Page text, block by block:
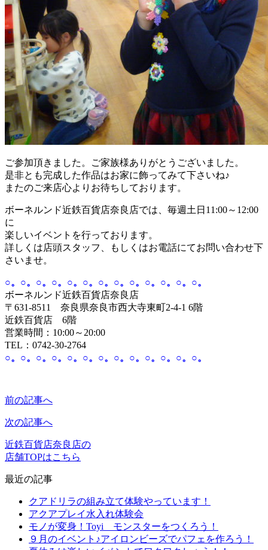
ご参加頂きました。ご家族様ありがとうございました。
是非とも完成した作品はお家に飾ってみて下さいね♪
またのご来店心よりお待ちしております。
ボーネルンド近鉄百貨店奈良店では、毎週土日11:00～12:00
に
楽しいイベントを行っております。
詳しくは店頭スタッフ、もしくはお電話にてお問い合わせ下
さいませ。
○。○。○。○。○。○。○。○。○。○。○。○。○。
ボーネルンド近鉄百貨店奈良店
〒631-8511 奈良県奈良市西大寺東町2-4-1 6階
近鉄百貨店 6階
営業時間：10:00～20:00
TEL：0742-30-2764
○。○。○。○。○。○。○。○。○。○。○。○。○。
前の記事へ
次の記事へ
近鉄百貨店奈良店の
店舗TOPはこちら
最近の記事
クアドリラの組み立て体験やっています！
アクアプレイ水入れ体験会
モノが変身！Toyi モンスターをつくろう！
９月のイベント♪アイロンビーズでパフェを作ろう！